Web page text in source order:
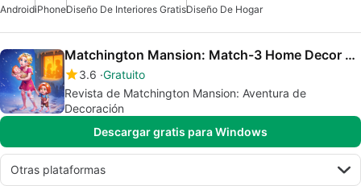
AndroidiPhoneDiseño De Interiores GratisDiseño De Hogar
Matchington Mansion: Match-3 Home Decor Adventure
3.6 Gratuito
Revista de Matchington Mansion: Aventura de
Decoración
Descargar gratis para Windows
Otras plataformas